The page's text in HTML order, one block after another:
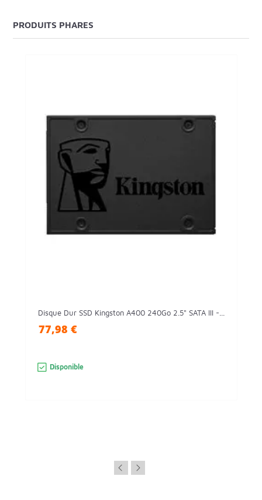
PRODUITS PHARES
Disque Dur SSD Kingston A400 240Go 2.5" SATA III -...
77,98 €
Disponible